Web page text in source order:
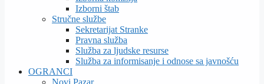
Izborni štab
Stručne službe
Sekretarijat Stranke
Pravna služba
Služba za ljudske resurse
Služba za informisanje i odnose sa javnošću
OGRANCI
Novi Pazar